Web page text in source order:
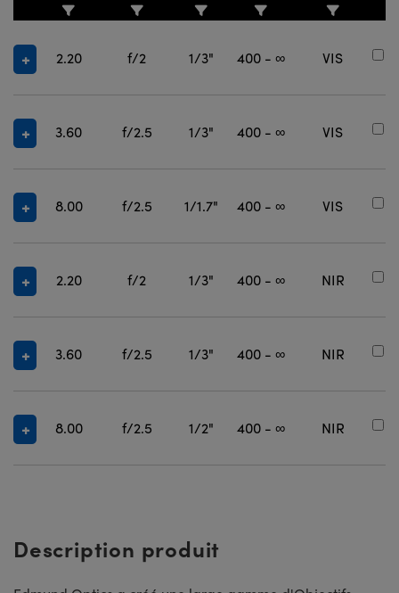
2.20 f/2 1/3" 400 - ∞ VIS
3.60 f/2.5 1/3" 400 - ∞ VIS
8.00 f/2.5 1/1.7" 400 - ∞ VIS
2.20 f/2 1/3" 400 - ∞ NIR
3.60 f/2.5 1/3" 400 - ∞ NIR
8.00 f/2.5 1/2" 400 - ∞ NIR
Description produit